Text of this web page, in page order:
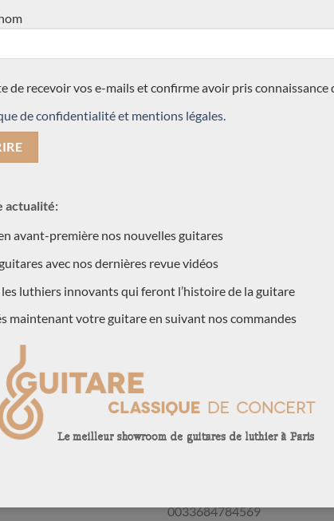
ses classes en
2004. Il a notamment
Stephan Schlemper.
0033684784569
de recevoir vos e-mails et confirme avoir pris connaissance
de confidentialité et mentions légales.
actualité:
avant-première nos nouvelles guitares
avec nos dernières revue vidéos
luthiers innovants qui feront l’histoire de la guitare
maintenant votre guitare en suivant nos commandes